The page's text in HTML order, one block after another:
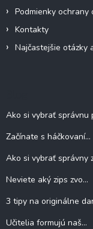
Podmienky ochrany
Kontakty
Najčastejšie otázky
Ako si vybrať správnu
Začínate s háčkovaní...
Ako si vybrať správny
Neviete aký zips zvo...
3 tipy na originálne
Učitelia formujú naš...